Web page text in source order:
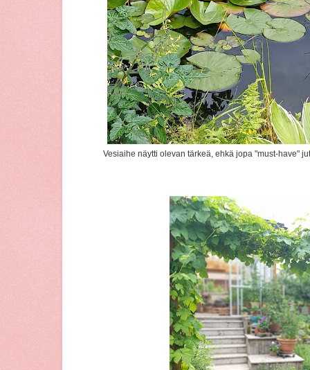
Vesiaihe näytti olevan tärkeä, ehkä jopa "must-have"